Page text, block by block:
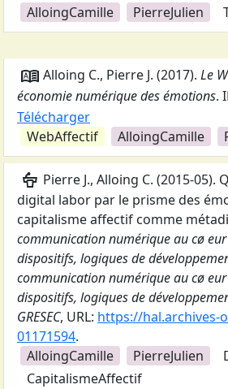
AlloingCamille
PierreJulien
dictionary Alloing C., Pierre J. (2017). Le
économie numérique des émotions.
Télécharger
WebAffectif
AlloingCamille
podium Pierre J., Alloing C. (2015-05).
digital labor par le prisme des
capitalisme affectif comme
communication numérique au cø eur
dispositifs, logiques de
communication numérique au cø eur
dispositifs, logiques de
GRESEC, URL: https://hal.archives-
01171594.
AlloingCamille
PierreJulien
CapitalismeAffectif